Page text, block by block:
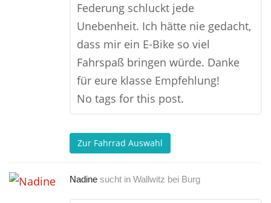
Federung schluckt jede
Unebenheit. Ich hätte nie gedacht,
dass mir ein E-Bike so viel
Fahrspaß bringen würde. Danke
für eure klasse Empfehlung!
No tags for this post.
Zur Fahrrad Auswahl
Nadine sucht in Wallwitz bei Burg